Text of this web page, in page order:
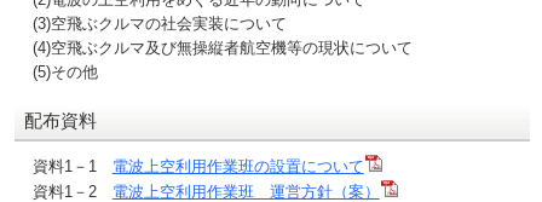
(3)空飛ぶクルマの社会実装について
(4)空飛ぶクルマ及び無操縦者航空機等の現状について
(5)その他
配布資料
資料1－1 電波上空利用作業班の設置について
資料1－2 電波上空利用作業班 運営方針（案）